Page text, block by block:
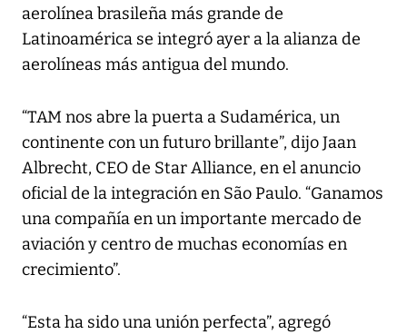
aerolínea brasileña más grande de
Latinoamérica se integró ayer a la alianza de
aerolíneas más antigua del mundo.
“TAM nos abre la puerta a Sudamérica, un
continente con un futuro brillante”, dijo Jaan
Albrecht, CEO de Star Alliance, en el anuncio
oficial de la integración en São Paulo. “Ganamos
una compañía en un importante mercado de
aviación y centro de muchas economías en
crecimiento”.
“Esta ha sido una unión perfecta”, agregó